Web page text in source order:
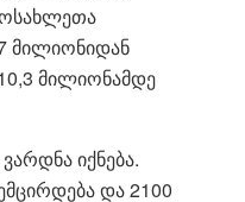
მილიონიდან
მილიონამდე
იქნება.
და 2100